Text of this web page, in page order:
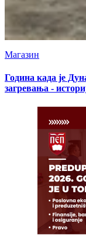
Магазин
Година када је
загревања -